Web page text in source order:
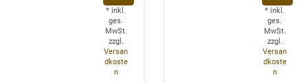
* inkl.
ges.
MwSt.
zzgl.
Versan
dkoste
n
* inkl.
ges.
MwSt.
zzgl.
Versan
dkoste
n